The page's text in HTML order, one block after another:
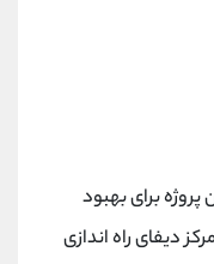
برای بهبود
دیفای راه اندازی
021-22021030
021-22021040